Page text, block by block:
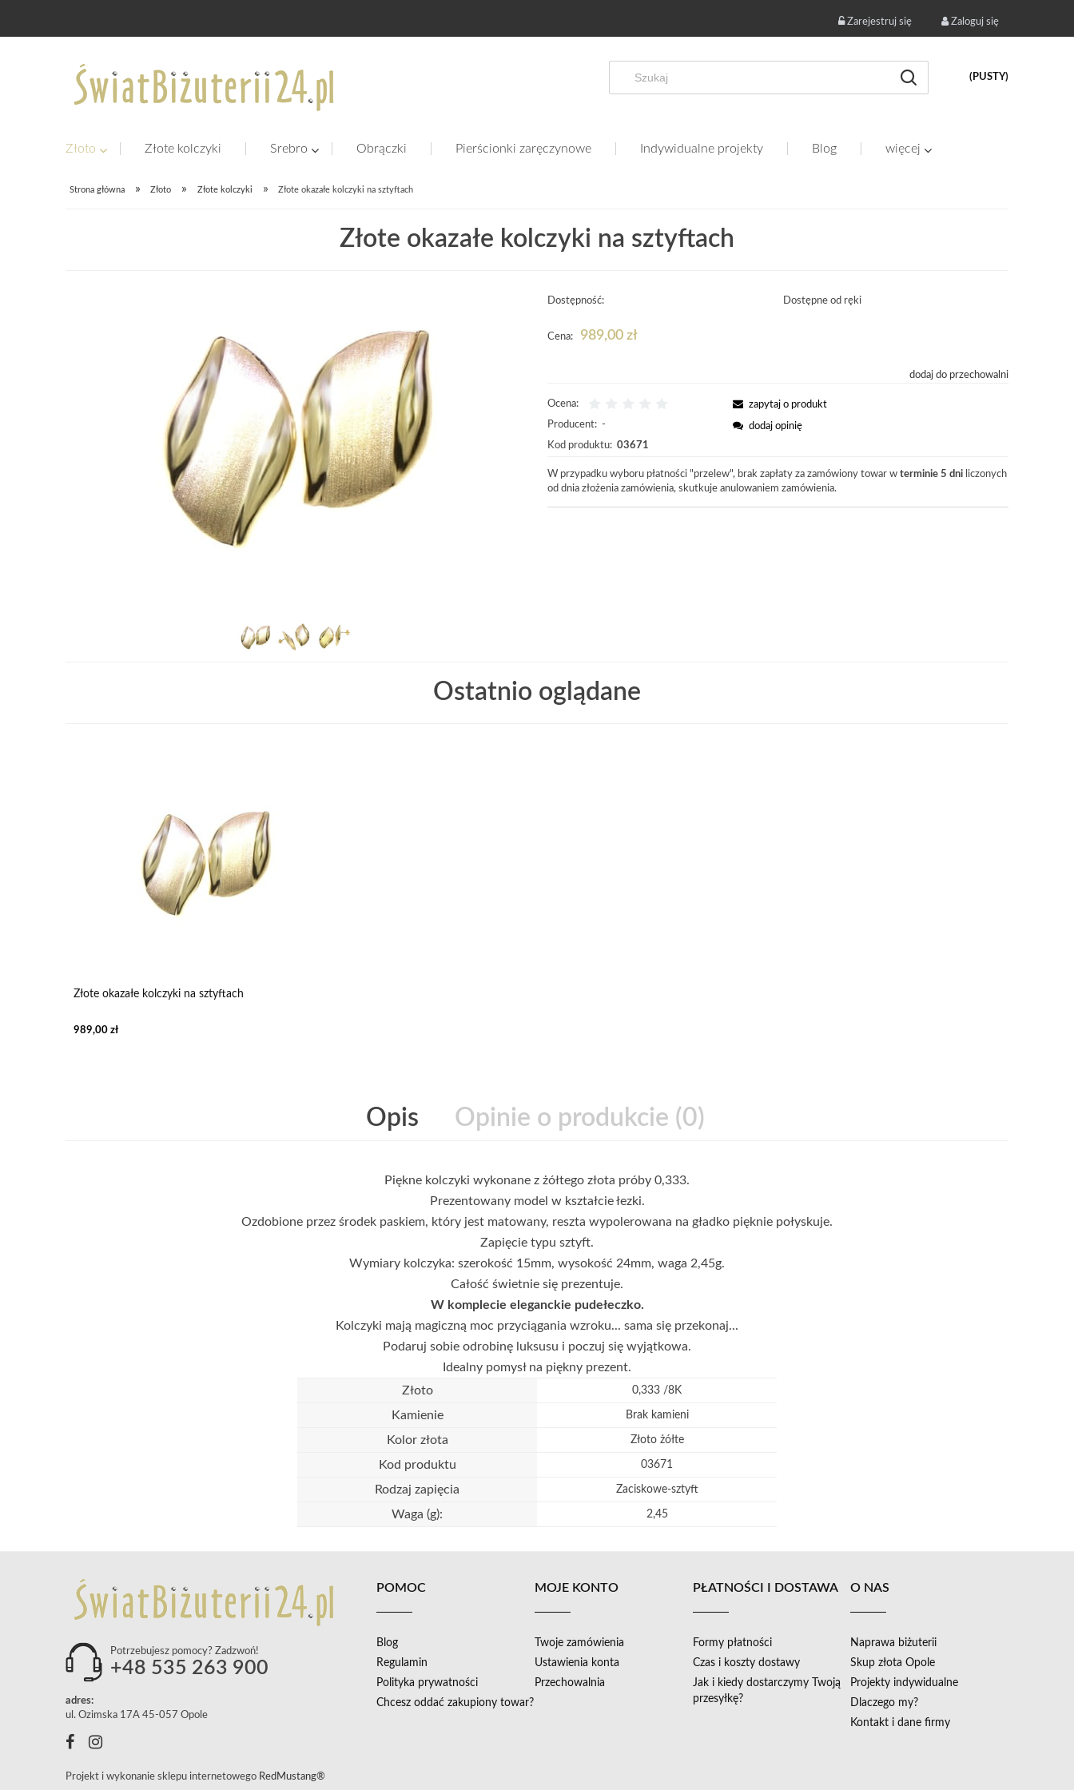
Zarejestruj się Zaloguj się
(PUSTY)
Złoto Złote kolczyki Srebro Obrączki Pierścionki zaręczynowe Indywidualne projekty Blog więcej
Strona główna » Złoto » Złote kolczyki » Złote okazałe kolczyki na sztyftach
Złote okazałe kolczyki na sztyftach
Dostępność: Dostępne od ręki
Cena: 989,00 zł
dodaj do przechowalni
Ocena:
Producent: -
Kod produktu: 03671
zapytaj o produkt
dodaj opinię
W przypadku wyboru płatności "przelew", brak zapłaty za zamówiony towar w terminie 5 dniliczonych
od dnia złożenia zamówienia, skutkuje anulowaniem zamówienia.
Ostatnio oglądane
Złote okazałe kolczyki na sztyftach
989,00 zł
Opis Opinie o produkcie (0)
Piękne kolczyki wykonane z żółtego złota próby 0,333.
Prezentowany model w kształcie łezki.
Ozdobione przez środek paskiem, który jest matowany, reszta wypolerowana na gładko pięknie połyskuje.
Zapięcie typu sztyft.
Wymiary kolczyka: szerokość 15mm, wysokość 24mm, waga 2,45g.
Całość świetnie się prezentuje.
W komplecie eleganckie pudełeczko.
Kolczyki mają magiczną moc przyciągania wzroku... sama się przekonaj...
Podaruj sobie odrobinę luksusu i poczuj się wyjątkowa.
Idealny pomysł na piękny prezent.
Złoto
0,333 /8K
Kamienie Brak kamieni
Kolor złota Złoto żółte
Kod produktu 03671
Rodzaj zapięcia Zaciskowe-sztyft
Waga (g): 2,45
Potrzebujesz pomocy? Zadzwoń!
+48 535 263 900
adres:
ul. Ozimska 17A 45-057 Opole
POMOC
Blog
Regulamin
Polityka prywatności
Chcesz oddać zakupiony towar?
MOJE KONTO
Twoje zamówienia
Ustawienia konta
Przechowalnia
PŁATNOŚCI I DOSTAWA
Formy płatności
Czas i koszty dostawy
Jak i kiedy dostarczymy Twoją
przesyłkę?
O NAS
Naprawa biżuterii
Skup złota Opole
Projekty indywidualne
Dlaczego my?
Kontakt i dane firmy
Projekt i wykonanie sklepu internetowego RedMustang®